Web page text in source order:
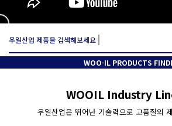
우일산업 제품을 검색해보세요
WOO-IL PRODUCTS
WOOIL Industry
우일산업은 뛰어난 기술력으로 고품질의